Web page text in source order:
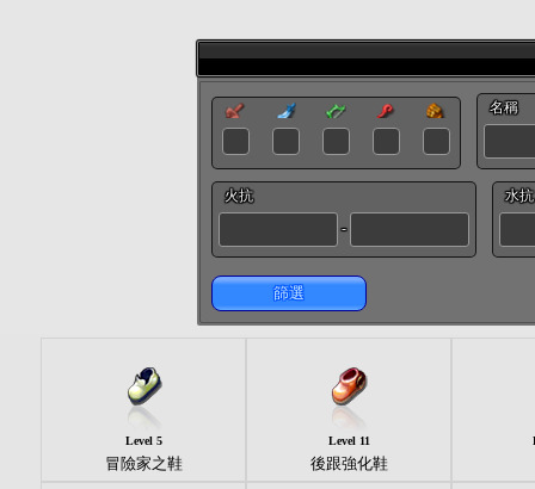
名稱
火抗
-
水抗
篩選
Level 5
冒險家之鞋
Level 11
後跟強化鞋